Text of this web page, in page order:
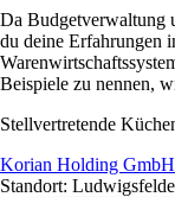
Da Budgetverwaltung
du deine Erfahrungen
Beispiele zu nennen,
Stellvertretende
Korian Holding GmbH
Standort: Ludwigsfelde